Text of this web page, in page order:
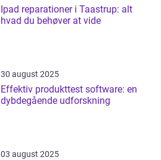
Ipad reparationer i Taastrup: alt
hvad du behøver at vide
30 august 2025
Effektiv produkttest software: en
dybdegående udforskning
03 august 2025